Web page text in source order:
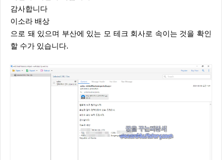
감사합니다
이소라 배상
으로 돼 있으며 부산에 있는 모 테크 회사로 속이는 것을 확인
할 수가 있습니다.